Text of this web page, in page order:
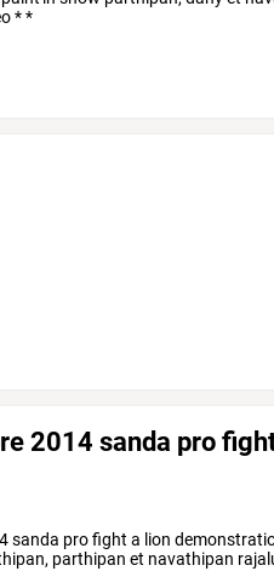
* *
2014 sanda pro
sanda pro fight a lion
parthipan et navathipan